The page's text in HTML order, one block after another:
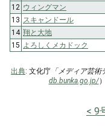
12 ウィングマン
13 スキャンドール
14 翔と大地
15 よろしくメカドック
出典: 文化庁 「メディア芸
db.bunka.go.jp/
9